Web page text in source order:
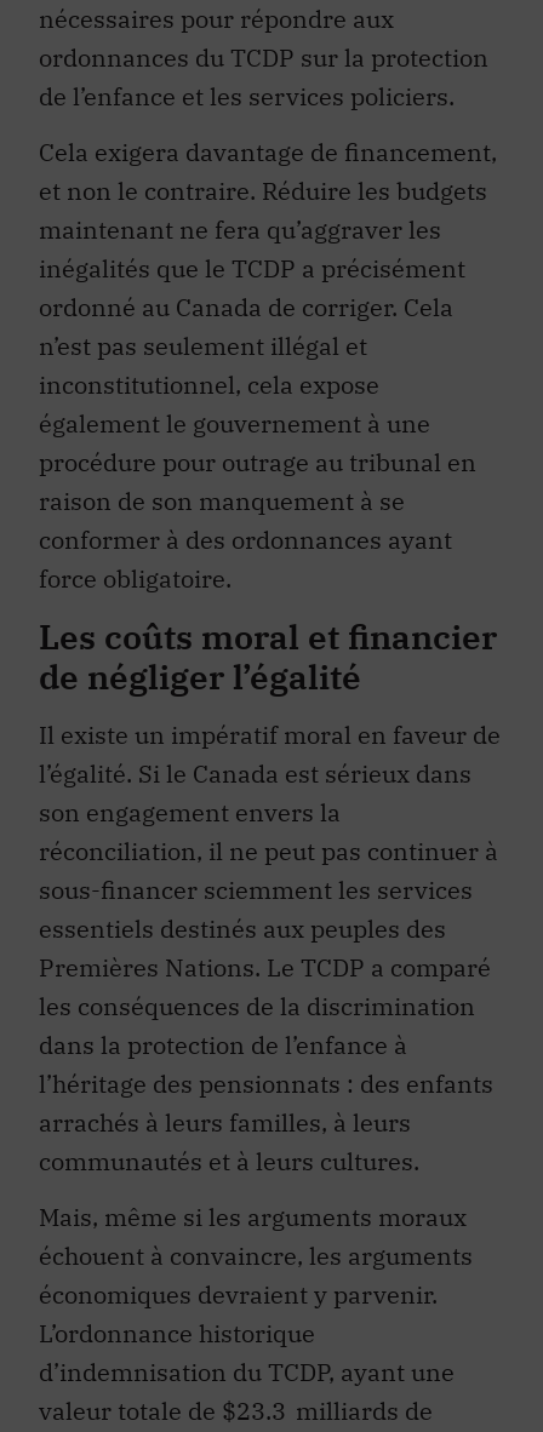
nécessaires pour répondre aux
ordonnances du TCDP sur la protection
de l’enfance et les services policiers.
Cela exigera davantage de financement,
et non le contraire. Réduire les budgets
maintenant ne fera qu’aggraver les
inégalités que le TCDP a précisément
ordonné au Canada de corriger. Cela
n’est pas seulement illégal et
inconstitutionnel, cela expose
également le gouvernement à une
procédure pour outrage au tribunal en
raison de son manquement à se
conformer à des ordonnances ayant
force obligatoire.
Les coûts moral et financier
de négliger l’égalité
Il existe un impératif moral en faveur de
l’égalité. Si le Canada est sérieux dans
son engagement envers la
réconciliation, il ne peut pas continuer à
sous-financer sciemment les services
essentiels destinés aux peuples des
Premières Nations. Le TCDP a comparé
les conséquences de la discrimination
dans la protection de l’enfance à
l’héritage des pensionnats : des enfants
arrachés à leurs familles, à leurs
communautés et à leurs cultures.
Mais, même si les arguments moraux
échouent à convaincre, les arguments
économiques devraient y parvenir.
L’ordonnance historique
d’indemnisation du TCDP, ayant une
valeur totale de $23.3 milliards de